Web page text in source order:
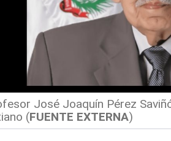
José Joaquín Pérez
(FUENTE EXTERNA)